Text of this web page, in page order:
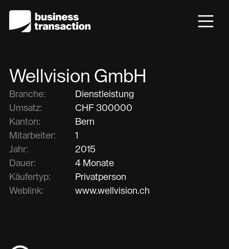
Wellvision GmbH
Branche:
Dienstleistung
Umsatz:
CHF 300000
Kanton:
Bern
Mitarbeiter:
1
Jahr:
2015
Dauer:
4 Monate
Käufertyp:
Privatperson
Weblink:
www.wellvision.ch